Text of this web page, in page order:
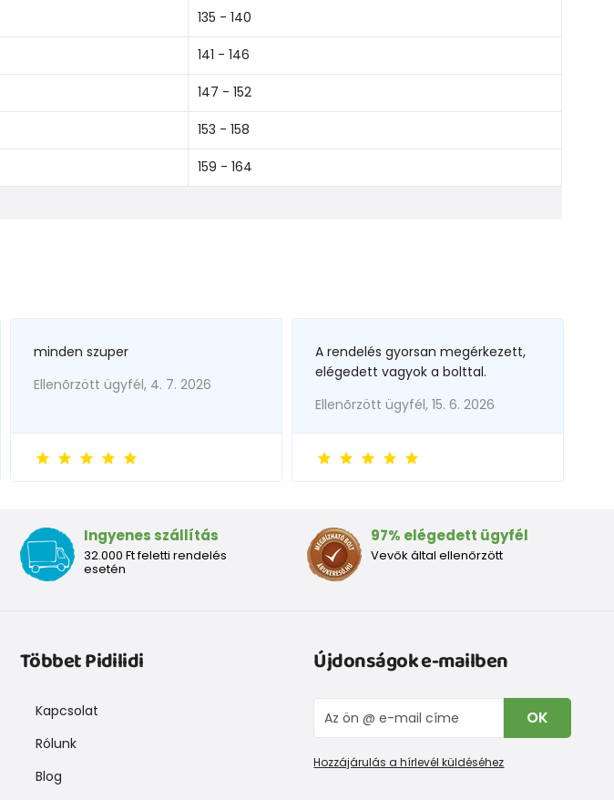
135 - 140
141 - 146
147 - 152
153 - 158
159 - 164
minden szuper
Ellenõrzött ügyfél, 4. 7. 2026
A rendelés gyorsan megérkezett,
elégedett vagyok a bolttal.
Ellenõrzött ügyfél, 15. 6. 2026
Ingyenes szállítás
32.000 Ft feletti rendelés
esetén
97% elégedett ügyfél
Vevők által ellenőrzött
Többet Pidilidi
Kapcsolat
Rólunk
Blog
Újdonságok e-mailben
OK
Hozzájárulás a hírlevél küldéséhez